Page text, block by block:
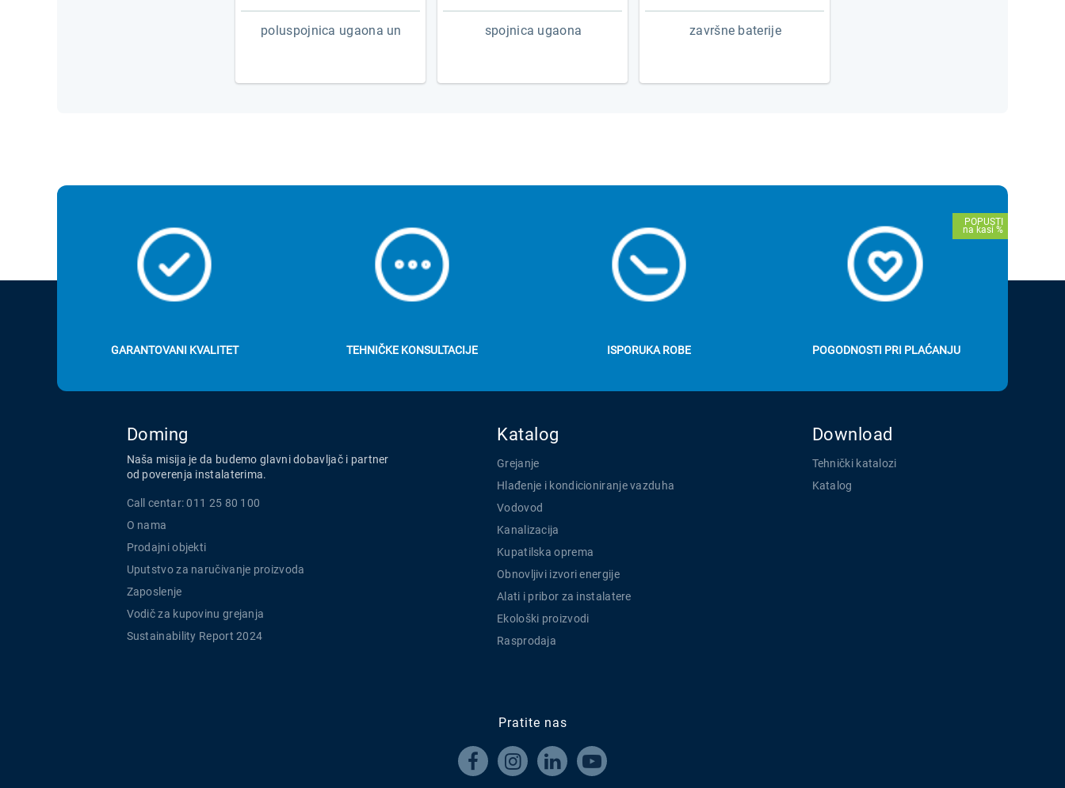
poluspojnica ugaona un spojnica ugaona završne baterije
GARANTOVANI KVALITET TEHNIČKE KONSULTACIJE ISPORUKA ROBE POGODNOSTI PRI PLAĆANJU
Doming
Naša misija je da budemo glavni dobavljač i partner
od poverenja instalaterima.
Call centar: 011 25 80 100
O nama
Prodajni objekti
Uputstvo za naručivanje proizvoda
Zaposlenje
Vodič za kupovinu grejanja
Sustainability Report 2024
Katalog
Grejanje
Hlađenje i kondicioniranje vazduha
Vodovod
Kanalizacija
Kupatilska oprema
Obnovljivi izvori energije
Alati i pribor za instalatere
Ekološki proizvodi
Rasprodaja
Download
Tehnički katalozi
Katalog
Pratite nas
   